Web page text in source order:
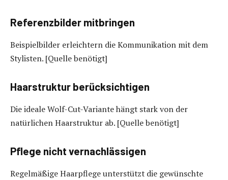
Referenzbilder mitbringen
Beispielbilder erleichtern die Kommunikation mit dem
Stylisten. [Quelle benötigt]
Haarstruktur berücksichtigen
Die ideale Wolf-Cut-Variante hängt stark von der
natürlichen Haarstruktur ab. [Quelle benötigt]
Pflege nicht vernachlässigen
Regelmäßige Haarpflege unterstützt die gewünschte